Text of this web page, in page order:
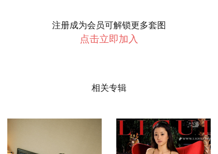
注册成为会员可解锁更多套图
点击立即加入
相关专辑